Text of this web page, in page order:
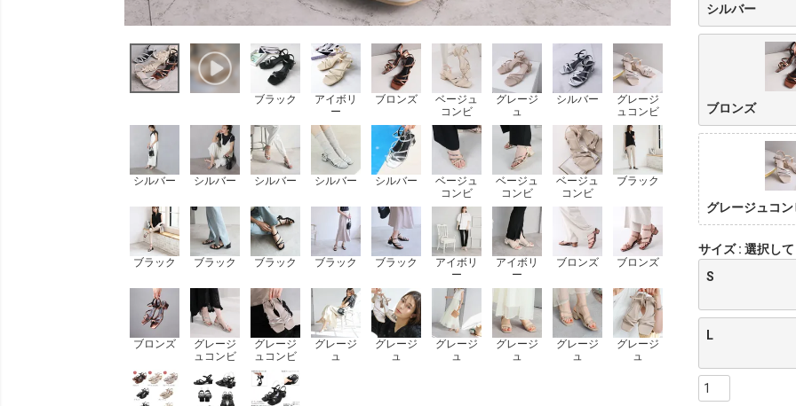
ブラック
アイボリ
ー
ブロンズ
ベージュ
コンビ
グレージ
ュ
シルバー
グレージ
ュコンビ
シルバー シルバー シルバー シルバー シルバー
ベージュ
コンビ
ベージュ
コンビ
ベージュ
コンビ
ブラック
ブラック ブラック ブラック ブラック ブラック
アイボリ
ー
アイボリ
ー
ブロンズ ブロンズ
ブロンズ
グレージ
ュコンビ
グレージ
ュコンビ
グレージ
ュ
グレージ
ュ
グレージ
ュ
グレージ
ュ
グレージ
ュ
グレージ
ュ
シルバー
ブロンズ
グレージュコ
サイズ
選択し
S
L